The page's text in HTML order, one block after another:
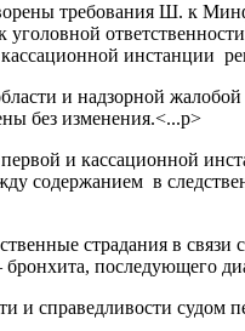
требования Ш. к
инстанции
и надзорной
без изменения.<...p>
и кассационной
содержанием в
страдания в
последующего
и справедливости